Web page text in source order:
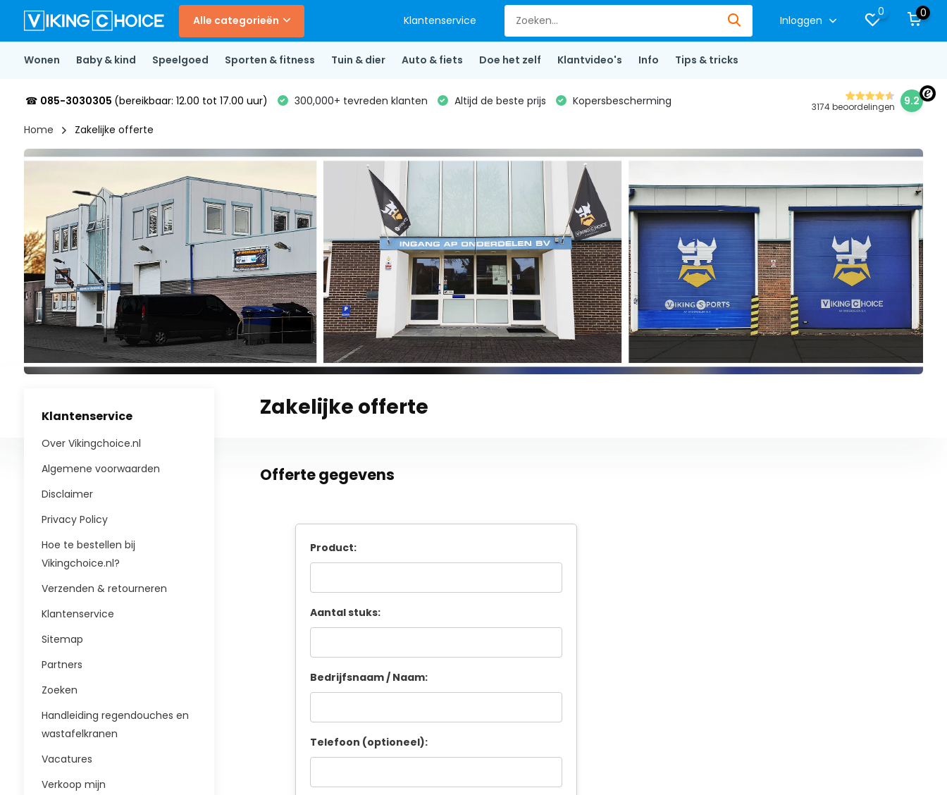
Alle categorieën Klantenservice Inloggen
0 0
Wonen Baby & kind Speelgoed Sporten & fitness Tuin & dier Auto & fiets Doe het zelf Klantvideo's Info Tips & tricks
☎ 085-3030305 (bereikbaar: 12.00 tot 17.00 uur) 300,000+ tevreden klanten Altijd de beste prijs Kopersbescherming 3174 beoordelingen 9.2
Home Zakelijke offerte
Klantenservice
Over Vikingchoice.nl
Algemene voorwaarden
Disclaimer
Privacy Policy
Hoe te bestellen bij
Vikingchoice.nl?
Verzenden & retourneren
Klantenservice
Sitemap
Partners
Zoeken
Handleiding regendouches en
wastafelkranen
Vacatures
Verkoop mijn
Zakelijke offerte
Offerte gegevens
Product:
Aantal stuks:
Bedrijfsnaam / Naam:
Telefoon (optioneel):